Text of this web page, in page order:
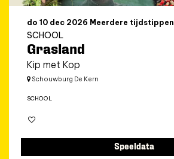
Grasland
Kip met Kop
SCHOOL
do 10 dec 2026 Meerdere tijdstippen
Schouwburg De Kern
SCHOOL
Speeldata